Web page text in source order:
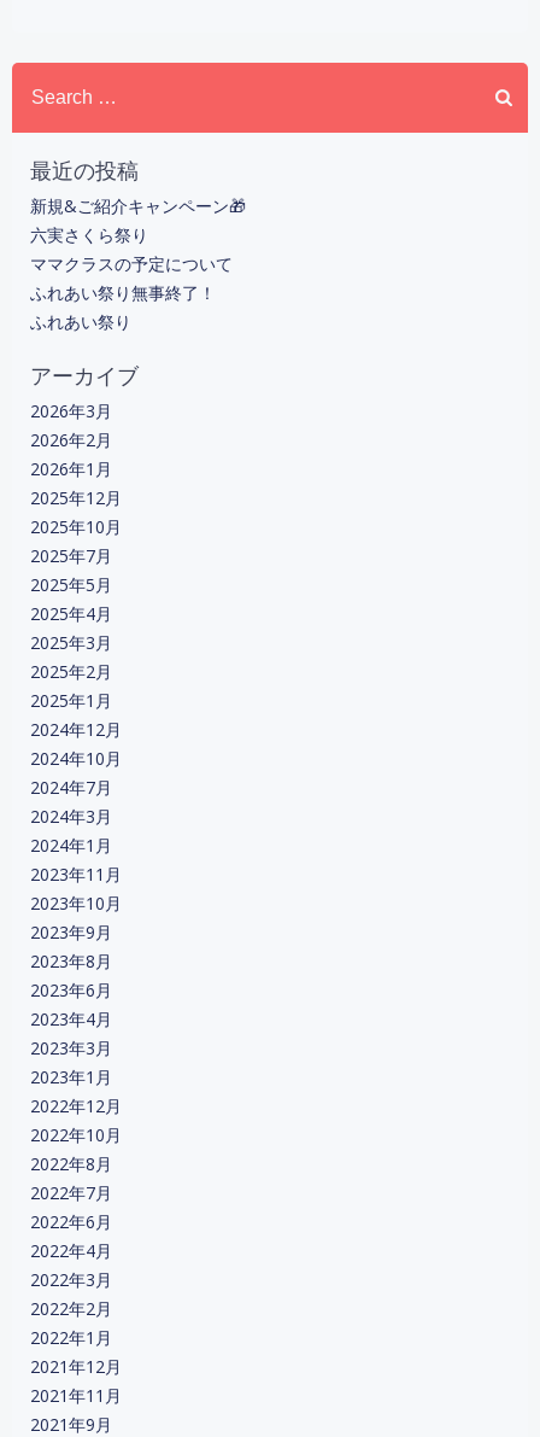
Search
for:
最近の投稿
新規&ご紹介キャンペーン🎁
六実さくら祭り
ママクラスの予定について
ふれあい祭り無事終了！
ふれあい祭り
アーカイブ
2026年3月
2026年2月
2026年1月
2025年12月
2025年10月
2025年7月
2025年5月
2025年4月
2025年3月
2025年2月
2025年1月
2024年12月
2024年10月
2024年7月
2024年3月
2024年1月
2023年11月
2023年10月
2023年9月
2023年8月
2023年6月
2023年4月
2023年3月
2023年1月
2022年12月
2022年10月
2022年8月
2022年7月
2022年6月
2022年4月
2022年3月
2022年2月
2022年1月
2021年12月
2021年11月
2021年9月